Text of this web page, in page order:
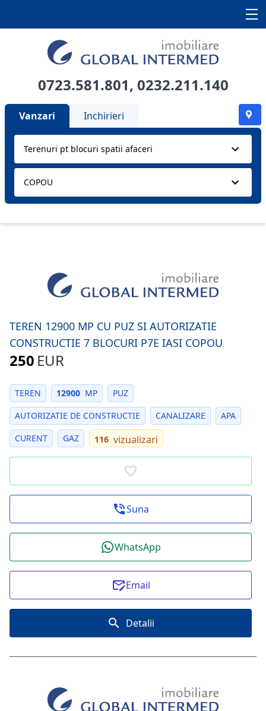
0723.581.801, 0232.211.140
Vanzari Inchirieri
Terenuri pt blocuri spatii afaceri
COPOU
TEREN 12900 MP CU PUZ SI AUTORIZATIE
CONSTRUCTIE 7 BLOCURI P7E IASI COPOU
250 EUR
TEREN MP
12900
PUZ
AUTORIZATIE DE CONSTRUCTIE
CANALIZARE
APA
CURENT
GAZ vizualizari
116
Suna
WhatsApp
Email
Detalii